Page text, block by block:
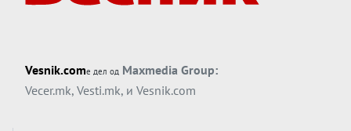
Силиконскиот ѕид веќе не е непробоен,
Вечер тема
Трамп тврди дека повторно „разговара“
со Иран - ваквите моменти се поопасни
Vesnik.comе дел од Maxmedia Group:
Vecer.mk, Vesti.mk, и Vesnik.com